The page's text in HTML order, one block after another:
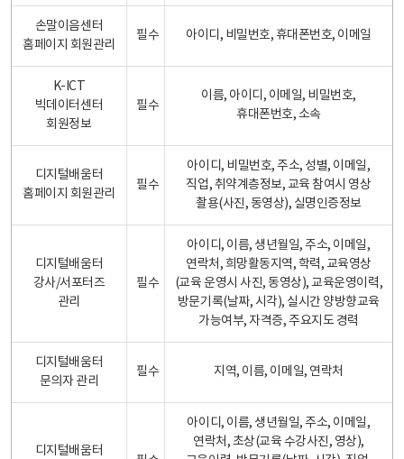
손말이음센터
홈페이지 회원관리
필수 아이디, 비밀번호, 휴대폰번호, 이메일
K-ICT
빅데이터센터
회원정보
필수
이름, 아이디, 이메일, 비밀번호,
휴대폰번호, 소속
디지털배움터
홈페이지 회원관리
필수
아이디, 비밀번호, 주소, 성별, 이메일,
직업, 취약계층정보, 교육 참여시 영상
촬용(사진, 동영상), 실명인증정보
디지털배움터
강사/서포터즈
관리
필수
아이디, 이름, 생년월일, 주소, 이메일,
연락처, 희망활동지역, 학력, 교육영상
(교육 운영시 사진, 동영상), 교육운영이력,
방문기록(날짜, 시각), 실시간 양방향교육
가능여부, 자격증, 주요지도 경력
디지털배움터
문의자 관리
필수 지역, 이름, 이메일, 연락처
디지털배움터
아이디, 이름, 생년월일, 주소, 이메일,
연락처, 초상(교육 수강사진, 영상),